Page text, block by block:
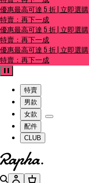
優惠最高可達 5 折 | 立即選購
特賣：再下一成
優惠最高可達 5 折 | 立即選購
特賣：再下一成
優惠最高可達 5 折 | 立即選購
特賣：再下一成
特賣
男款
女款
配件
CLUB
前往官網主頁
搜尋帳號 購物籃